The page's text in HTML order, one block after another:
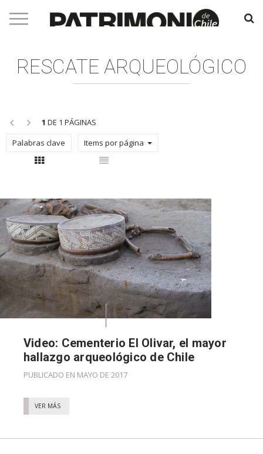
RESCATE ARQUEOLÓGICO
<< >> 1 DE 1 PÁGINAS
Palabras clave
Items por página
Con thumbnail Sin thumbnail
Video: Cementerio El Olivar, el mayor
hallazgo arqueológico de Chile
PUBLICADO EN MAYO DE 2017
VER MÁS